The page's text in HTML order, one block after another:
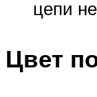
цепи
Цвет